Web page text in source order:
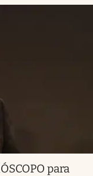
para